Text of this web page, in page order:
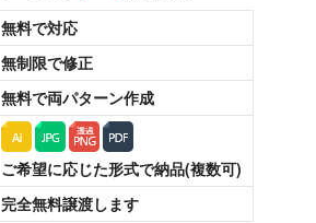
無料で対応
無制限で修正
無料で両パターン作成
ご希望に応じた形式で納品(複数可)
完全無料譲渡します